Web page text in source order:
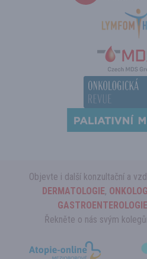
Objevte i další konzultační a
DERMATOLOGIE,
GASTROENTEROLOGIE
Řekněte o nás svým